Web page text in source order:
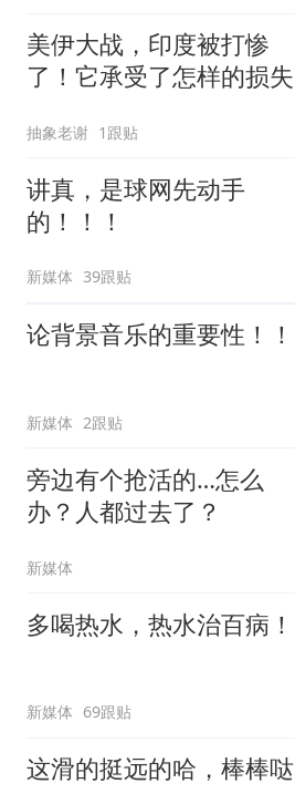
美伊大战，印度被打惨
了！它承受了怎样的损失
抽象老谢 1跟贴
讲真，是球网先动手
的！！！
新媒体 39跟贴
论背景音乐的重要性！！
新媒体 2跟贴
旁边有个抢活的…怎么
办？人都过去了？
新媒体
多喝热水，热水治百病！
新媒体 69跟贴
这滑的挺远的哈，棒棒哒